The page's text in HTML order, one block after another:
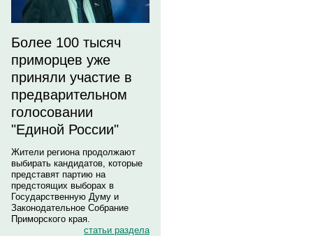
Более 100 тысяч
приморцев уже
приняли участие в
предварительном
голосовании
"Единой России"
Жители региона продолжают
выбирать кандидатов, которые
представят партию на
предстоящих выборах в
Государственную Думу и
Законодательное Собрание
Приморского края.
статьи раздела